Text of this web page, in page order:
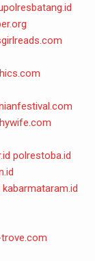
polrestoba.id
kabarmataram.id